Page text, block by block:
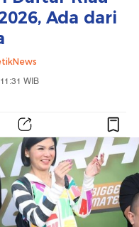
Ada dari
WIB